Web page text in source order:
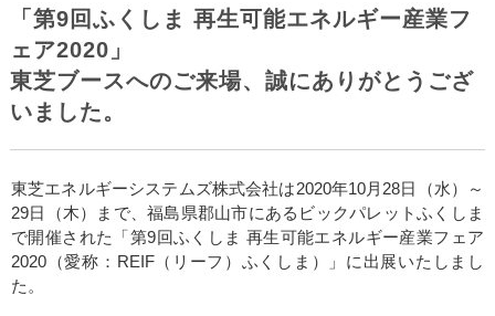
「第9回ふくしま 再生可能エネルギー産業フ
ェア2020」
東芝ブースへのご来場、誠にありがとうござ
いました。
東芝エネルギーシステムズ株式会社は2020年10月28日（水）～
29日（木）まで、福島県郡山市にあるビックパレットふくしま
で開催された「第9回ふくしま 再生可能エネルギー産業フェア
2020（愛称：REIF（リーフ）ふくしま）」に出展いたしまし
た。